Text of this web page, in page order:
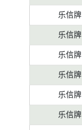
乐信牌
乐信牌
乐信牌
乐信牌
乐信牌
乐信牌